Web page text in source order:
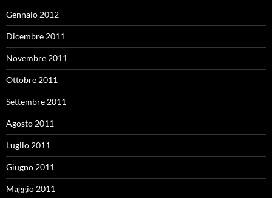
Gennaio 2012
Dicembre 2011
Novembre 2011
Ottobre 2011
Settembre 2011
Agosto 2011
Luglio 2011
Giugno 2011
Maggio 2011